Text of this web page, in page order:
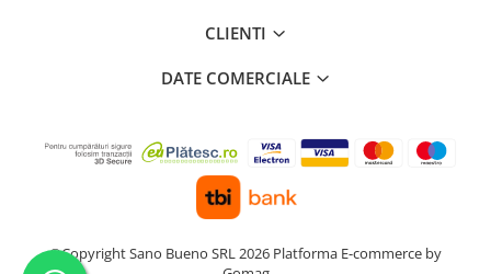
CLIENTI
DATE COMERCIALE
©Copyright Sano Bueno SRL 2026 Platforma E-commerce by